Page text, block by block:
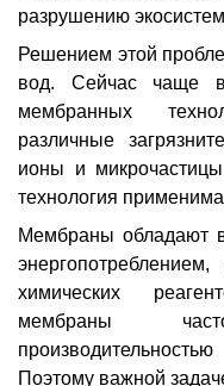
разрушению
Решением этой
вод. Сейчас чаще
мембранных
различные
ионы и
технология
Мембраны обладают
химических
мембраны
Поэтому важной